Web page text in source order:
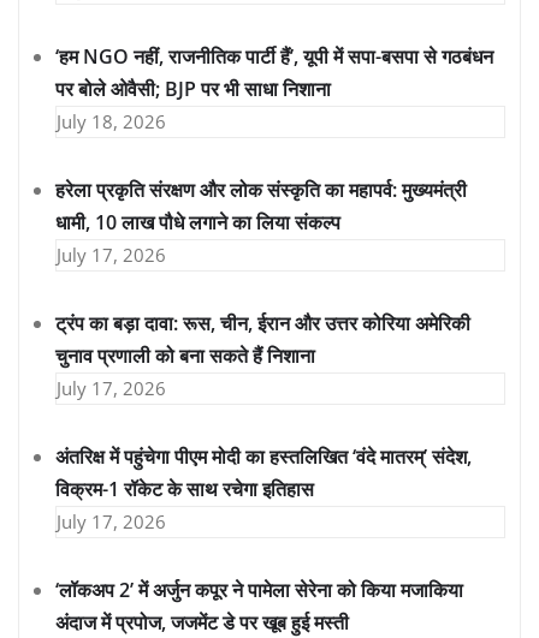
‘हम NGO नहीं, राजनीतिक पार्टी हैं’, यूपी में सपा-बसपा से गठबंधन
पर बोले ओवैसी; BJP पर भी साधा निशाना
July 18, 2026
हरेला प्रकृति संरक्षण और लोक संस्कृति का महापर्व: मुख्यमंत्री
धामी, 10 लाख पौधे लगाने का लिया संकल्प
July 17, 2026
ट्रंप का बड़ा दावा: रूस, चीन, ईरान और उत्तर कोरिया अमेरिकी
चुनाव प्रणाली को बना सकते हैं निशाना
July 17, 2026
अंतरिक्ष में पहुंचेगा पीएम मोदी का हस्तलिखित ‘वंदे मातरम्’ संदेश,
विक्रम-1 रॉकेट के साथ रचेगा इतिहास
July 17, 2026
‘लॉकअप 2’ में अर्जुन कपूर ने पामेला सेरेना को किया मजाकिया
अंदाज में प्रपोज, जजमेंट डे पर खूब हुई मस्ती